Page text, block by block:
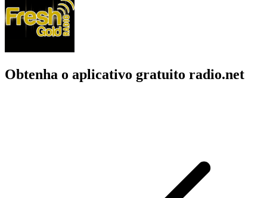
Obtenha o aplicativo gratuito radio.net